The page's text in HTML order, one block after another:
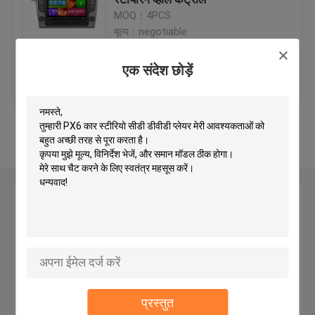
एक संदेश छोड़ें
प्रस्तुत
कार जीपीएस नेविगेशन डीवीडी प्लेयर
android कार डीवीडी प्लेयर
VW के लिए कार डीवीडी प्लेयर
मर्सिडीज बेंज के लिए कार डीवीडी प्लेयर
बीएमडब्ल्यू के लिए डीवीडी जीपीएस नेविगेशन
टोयोटा के लिए डीवीडी जीपीएस नेविगेशन
MOQ：4PCS
मूल्य：negotiable
सबसे अच्छी कीमत
और देखो